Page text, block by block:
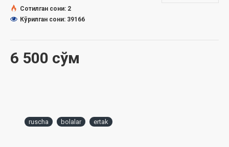
6 500 сўм
Сотилган сони: 2
Кўрилган сони: 39166
ruscha bolalar ertak